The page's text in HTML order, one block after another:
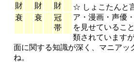
財
財
財
衰
衰
冠
帯
☆ しょこたんと
ア・漫画・声優
を見せているこ
類されています
面に関する知識が深く、マニアッ
ね。